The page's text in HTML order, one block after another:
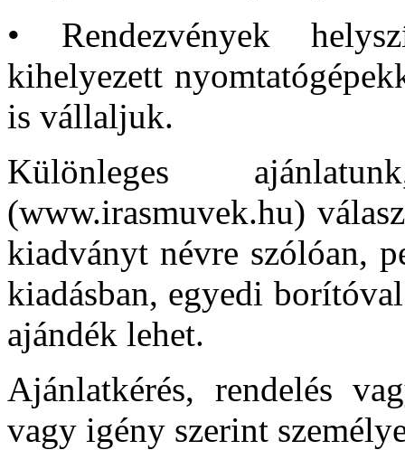
• Rendezvények
kihelyezett
is vállaljuk.
Különleges
(www.irasmuvek.hu)
kiadványt névre szólóan,
kiadásban, egyedi
ajándék lehet.
Ajánlatkérés, rendelés
vagy igény szerint